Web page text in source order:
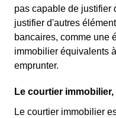
pas capable de justifier
justifier d'autres
bancaires, comme une
immobilier équivalents
emprunter.
Le courtier
Le courtier immobilier